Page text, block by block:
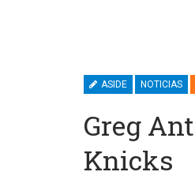
ASIDE NOTICIAS
Greg
Knicks